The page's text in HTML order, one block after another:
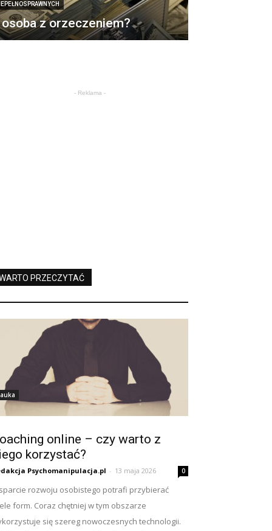
z orzeczeniem?
- Reklama -
PRZECZYTAĆ
online – czy warto z
korzystać?
Psychomanipulacja.pl - 13 maja 2026 0
rozwoju osobistego potrafi przybierać
form. Coraz chętniej w tym obszarze
się szereg nowoczesnych technologii.